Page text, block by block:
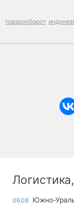
товарооборот
06.08 Южно-